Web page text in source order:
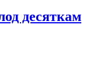
десяткам